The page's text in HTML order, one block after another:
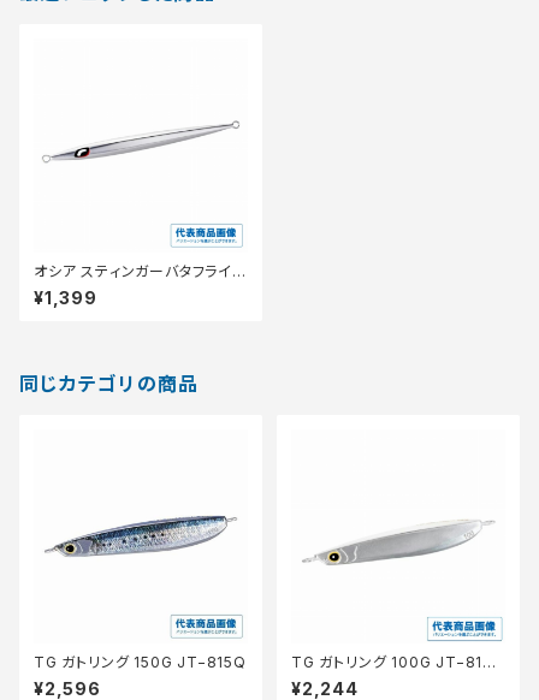
オシア スティンガーバタフライ
イージーペブル 100g JV-C10
S シルハ゛ーミラー 012
¥1,399
同じカテゴリの商品
TG ガトリング 150G JT−815Q
¥2,596
TG ガトリング 100G JT−810
Q
¥2,244